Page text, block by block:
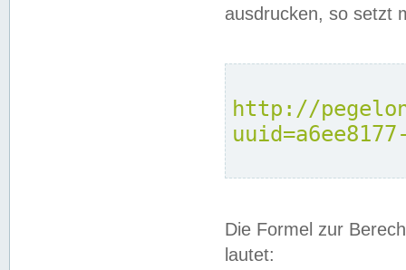
ausdrucken, so setzt
http://
Die Formel zur
lautet: